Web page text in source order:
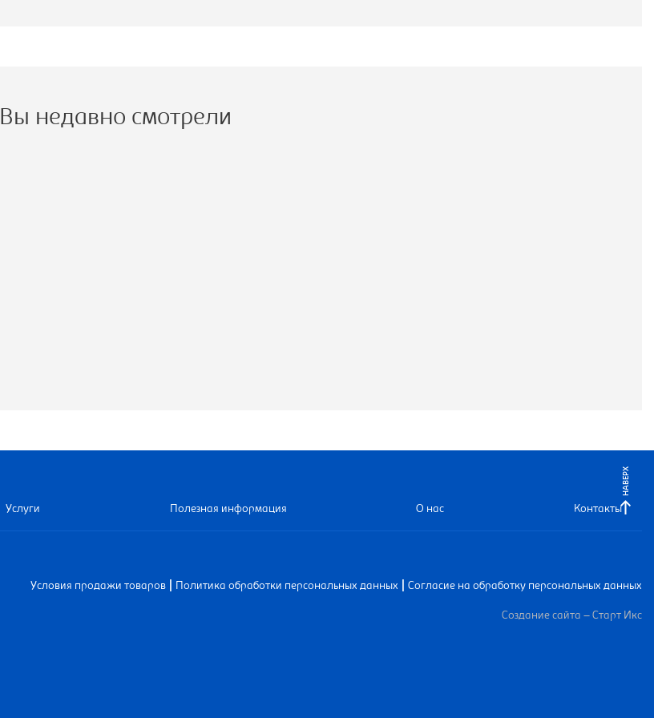
Вы недавно смотрели
НАВЕРХ
Услуги Полезная информация О нас Контакты
Условия продажи товаров Политика обработки персональных данных Согласие на обработку персональных данных
Создание сайта – Старт Икс